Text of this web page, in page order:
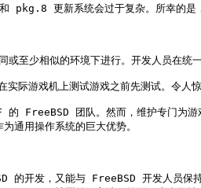
更新系统会过于复杂。所幸的是，
至少相似的环境下进行。开发人员在统
际游戏机上测试游戏之前先测试。令人
的 FreeBSD 团队。然而，维护专门为
通用操作系统的巨大优势。
的开发，又能与 FreeBSD 开发人员保